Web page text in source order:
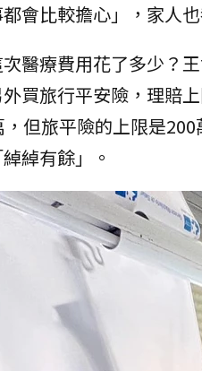
會比較擔心」，家人
醫療費用花了多少？
買旅行平安險，理賠
，但旅平險的上限是
綽有餘」。